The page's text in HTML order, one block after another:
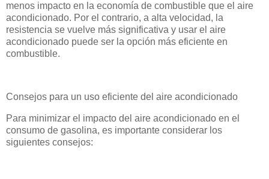
menos impacto en la economía de combustible que el aire
acondicionado. Por el contrario, a alta velocidad, la
resistencia se vuelve más significativa y usar el aire
acondicionado puede ser la opción más eficiente en
combustible.
Consejos para un uso eficiente del aire acondicionado
Para minimizar el impacto del aire acondicionado en el
consumo de gasolina, es importante considerar los
siguientes consejos: